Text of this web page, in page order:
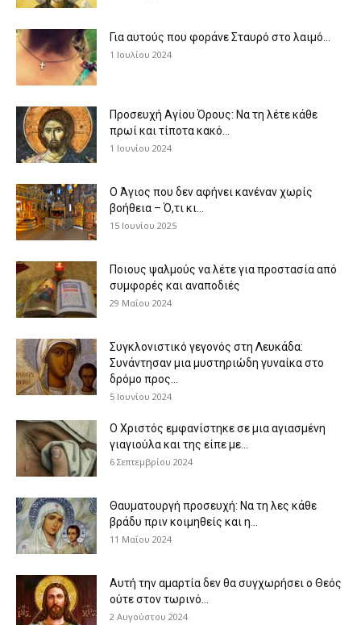
Για αυτούς που φοράνε Σταυρό στο λαιμό…
1 Ιουλίου 2024
Προσευχή Αγίου Όρους: Να τη λέτε κάθε
πρωί και τίποτα κακό...
1 Ιουνίου 2024
Ο Άγιος που δεν αφήνει κανέναν χωρίς
βοήθεια – Ό,τι κι...
15 Ιουνίου 2025
Ποιους ψαλμούς να λέτε για προστασία από
συμφορές και αναποδιές
29 Μαΐου 2024
Συγκλονιστικό γεγονός στη Λευκάδα:
Συνάντησαν μια μυστηριώδη γυναίκα στο
δρόμο προς...
5 Ιουνίου 2024
Ο Χριστός εμφανίστηκε σε μια αγιασμένη
γιαγιούλα και της είπε με...
6 Σεπτεμβρίου 2024
Θαυματουργή προσευχή: Να τη λες κάθε
βράδυ πριν κοιμηθείς και η...
11 Μαΐου 2024
Αυτή την αμαρτία δεν θα συγχωρήσει ο Θεός
ούτε στον τωρινό...
2 Αυγούστου 2024